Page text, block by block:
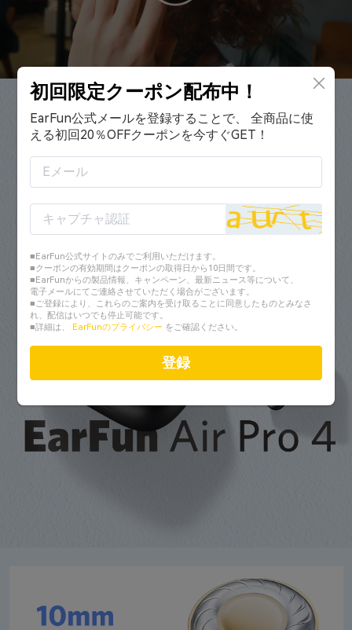
初回限定クーポン配布中！
EarFun公式メールを登録することで、 全商品に使
える初回20％OFFクーポンを今すぐGET！
■EarFun公式サイトのみでご利用いただけます。
■クーポンの有効期間はクーポンの取得日から10日間です。
■EarFunからの製品情報、キャンペーン、最新ニュース等について、
電子メールにてご連絡させていただく場合がございます。
■ご登録により、これらのご案内を受け取ることに同意したものとみなさ
れ、配信はいつでも停止可能です。
■詳細は、
EarFunのプライバシー をご確認ください。
登録